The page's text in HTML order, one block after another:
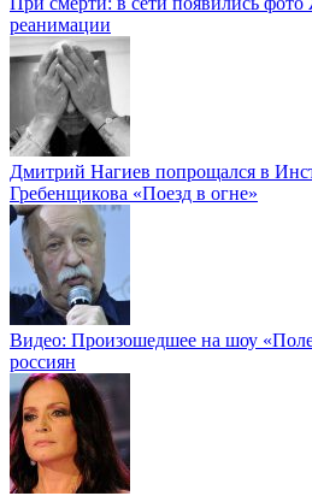
реанимации
Дмитрий Нагиев попрощался в
Гребенщикова «Поезд в огне»
Видео: Произошедшее на шоу
россиян